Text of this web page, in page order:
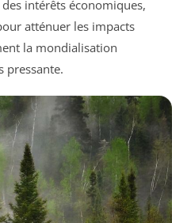
intérêts économiques,
atténuer les impacts
la mondialisation
pressante.